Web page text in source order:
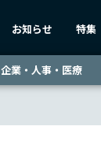
お知らせ 特集
企業・人事・医療